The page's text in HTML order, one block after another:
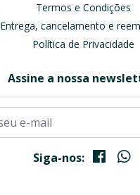
Termos e Condições
Entrega, cancelamento e
Política de Privacidade
Assine a nossa
Siga-nos: